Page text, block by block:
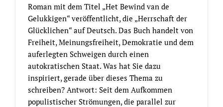
Roman mit dem Titel „Het Bewind van de
Gelukkigen“ veröffentlicht, die „Herrschaft der
Glücklichen“ auf Deutsch. Das Buch handelt von
Freiheit, Meinungsfreiheit, Demokratie und dem
auferlegten Schweigen durch einen
autokratischen Staat. Was hat Sie dazu
inspiriert, gerade über dieses Thema zu
schreiben? Antwort: Seit dem Aufkommen
populistischer Strömungen, die parallel zur